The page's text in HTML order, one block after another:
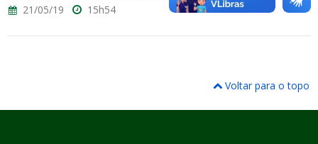
21/05/19 15h54
Voltar para o topo